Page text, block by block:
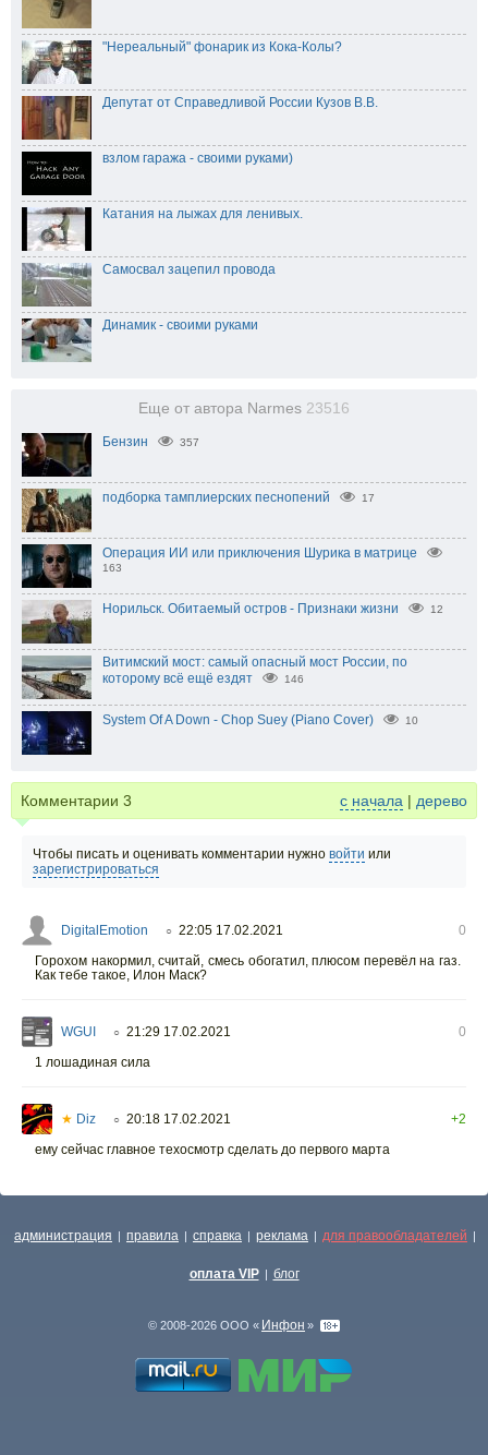
"Нереальный" фонарик из Кока-Колы?
Депутат от Справедливой России Кузов В.В.
взлом гаража - своими руками)
Катания на лыжах для ленивых.
Самосвал зацепил провода
Динамик - своими руками
Еще от автора Narmes 23516
Бензин 357
подборка тамплиерских песнопений 17
Операция ИИ или приключения Шурика в матрице
163
Норильск. Обитаемый остров - Признаки жизни 12
Витимский мост: самый опасный мост России, по
которому всё ещё ездят
146
System Of A Down - Chop Suey (Piano Cover) 10
Комментарии 3 с начала | дерево
Чтобы писать и оценивать комментарии нужно войти или
зарегистрироваться
DigitalEmotion ○ 22:05 17.02.2021
0
Горохом накормил, считай, смесь обогатил, плюсом перевёл на газ.
Как тебе такое, Илон Маск?
WGUI ○ 21:29 17.02.2021
0
1 лошадиная сила
★ Diz ○ 20:18 17.02.2021
+2
ему сейчас главное техосмотр сделать до первого марта
администрация | правила | справка | реклама | для правообладателей |
оплата VIP | блог
© 2008-2026 ООО « Инфон »